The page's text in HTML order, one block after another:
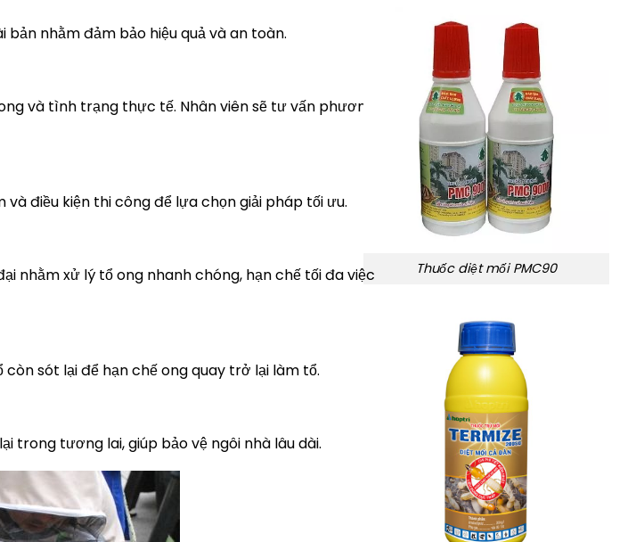
nhằm đảm bảo hiệu quả và an toàn.
và tình trạng thực tế. Nhân viên sẽ tư vấn phương
điều kiện thi công để lựa chọn giải pháp tối ưu.
nhằm xử lý tổ ong nhanh chóng, hạn chế tối đa việc
sót lại để hạn chế ong quay trở lại làm tổ.
trong tương lai, giúp bảo vệ ngôi nhà lâu dài.
Thuốc diệt mối PMC90